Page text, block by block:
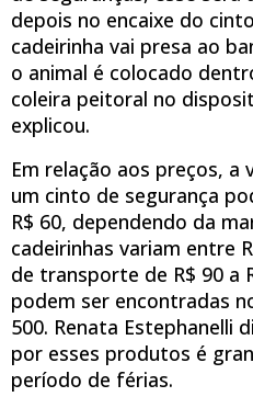
depois no encaixe do
cadeirinha vai presa ao
o animal é colocado
coleira peitoral no
explicou.
Em relação aos preços,
um cinto de segurança
R$ 60, dependendo da
cadeirinhas variam entre
de transporte de R$ 90 a
podem ser encontradas
500. Renata Estephanelli
por esses produtos é
período de férias.